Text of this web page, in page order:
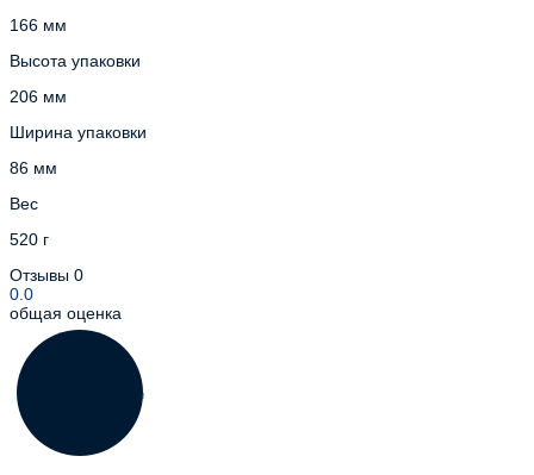
166 мм
Высота упаковки
206 мм
Ширина упаковки
86 мм
Вес
520 г
Отзывы 0
0.0
общая оценка